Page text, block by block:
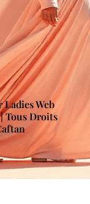
Web
Tous Droits